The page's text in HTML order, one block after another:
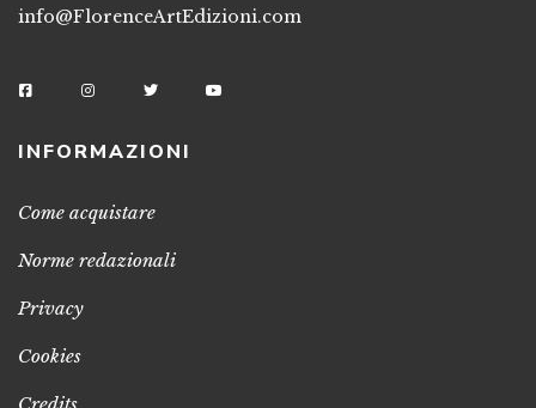
info@FlorenceArtEdizioni.com
INFORMAZIONI
Come acquistare
Norme redazionali
Privacy
Cookies
Credits